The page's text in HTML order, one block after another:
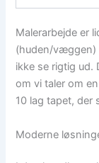
Malerarbejde er
(huden/væggen)
ikke se rigtig ud.
om vi taler om
10 lag tapet, der
Moderne